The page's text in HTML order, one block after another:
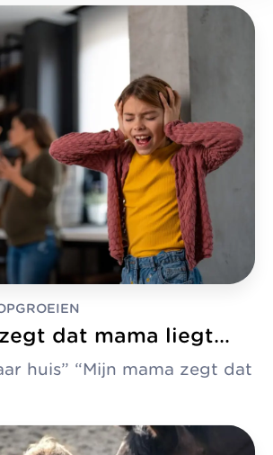
dat mama liegt…
huis” “Mijn mama zegt dat